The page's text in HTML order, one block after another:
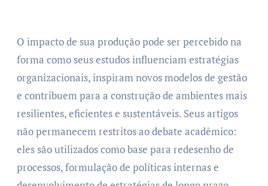
O impacto de sua produção pode ser percebido na
forma como seus estudos influenciam estratégias
organizacionais, inspiram novos modelos de gestão
e contribuem para a construção de ambientes mais
resilientes, eficientes e sustentáveis. Seus artigos
não permanecem restritos ao debate acadêmico:
eles são utilizados como base para redesenho de
processos, formulação de políticas internas e